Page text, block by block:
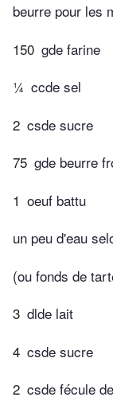
beurre pour les
150 gde farine
¼ ccde sel
2 csde sucre
75 gde beurre
1 oeuf battu
un peu d'eau
(ou fonds de
3 dlde lait
4 csde sucre
2 csde fécule